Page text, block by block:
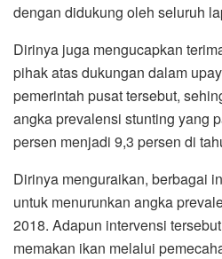
dengan didukung oleh seluruh
Dirinya juga mengucapkan
pihak atas dukungan dalam
pemerintah pusat tersebut,
angka prevalensi stunting yang
persen menjadi 9,3 persen di
Dirinya menguraikan, berbagai
untuk menurunkan angka
2018. Adapun intervensi
memakan ikan melalui